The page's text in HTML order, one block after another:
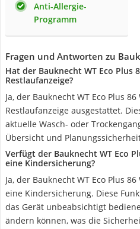
Anti-Allergie-
Programm
Fragen und Antworten zu
Hat der Bauknecht ‎WT Eco Plus
Restlaufanzeige?
Ja, der Bauknecht ‎WT Eco Plus
Restlaufanzeige ausgestattet.
aktuelle Wasch- oder
Übersicht und
Verfügt der Bauknecht ‎WT Eco
eine Kindersicherung?
Ja, der Bauknecht ‎WT Eco Plus
eine Kindersicherung. Diese
das Gerät unbeabsichtigt
ändern können, was die